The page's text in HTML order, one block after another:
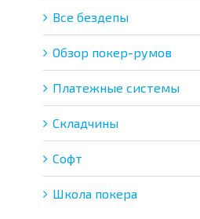
Все бездепы
Обзор покер-румов
Платежные системы
Складчины
Софт
Школа покера